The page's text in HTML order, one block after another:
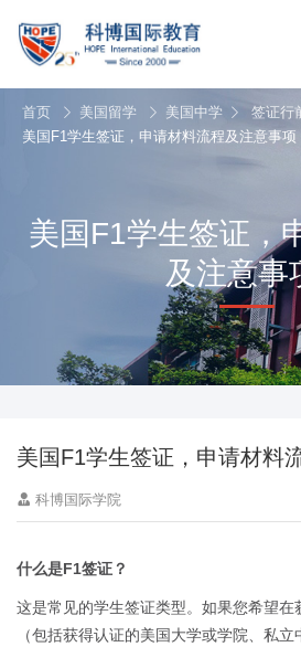
首页 美国留学 美国中学
签证行
美国F1学生签证，申请材料流程及注意事项
美国F1学生签证，
及注意
美国F1学生签证，申请材料
科博国际学院
什么是F1签证？
这是常见的学生签证类型。如果您希望在
（包括获得认证的美国大学或学院、私